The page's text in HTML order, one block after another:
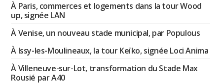
À Paris, commerces et logements dans la tour Wood
up, signée LAN
À Venise, un nouveau stade municipal, par Populous
À Issy-les-Moulineaux, la tour Keïko, signée Loci Anima
À Villeneuve-sur-Lot, transformation du Stade Max
Rousié par A40